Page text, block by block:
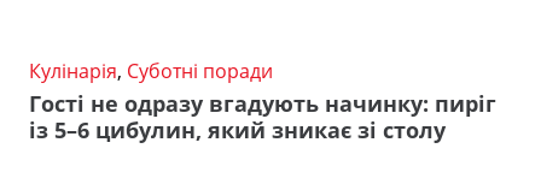
Кулінарія, Суботні поради
Гості не одразу вгадують начинку: пиріг
із 5–6 цибулин, який зникає зі столу